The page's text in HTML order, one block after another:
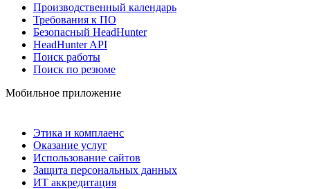
Производственный календарь
Требования к ПО
Безопасный HeadHunter
HeadHunter API
Поиск работы
Поиск по резюме
Мобильное приложение
Этика и комплаенс
Оказание услуг
Использование сайтов
Защита персональных данных
ИТ аккредитация